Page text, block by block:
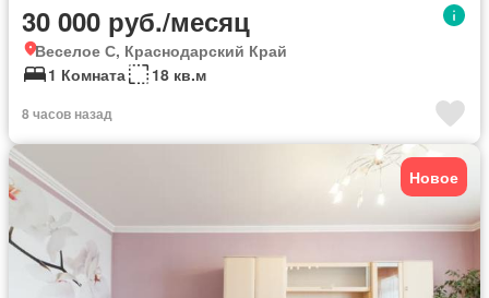
30 000 руб./месяц
Веселое С, Краснодарский Край
1 Комната
18 кв.м
8 часов назад
Новое